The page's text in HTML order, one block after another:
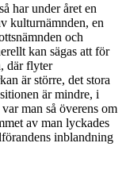
har under året en
kulturnämnden, en
och
kan sägas att för
där flyter
är större, det stora
är mindre, i
man så överens om
av man lyckades
inblandning